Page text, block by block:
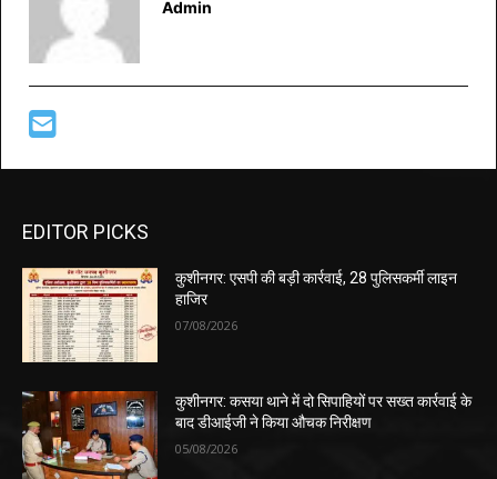
Admin
EDITOR PICKS
कुशीनगर: एसपी की बड़ी कार्रवाई, 28 पुलिसकर्मी लाइन
हाजिर
07/08/2026
कुशीनगर: कसया थाने में दो सिपाहियों पर सख्त कार्रवाई के
बाद डीआईजी ने किया औचक निरीक्षण
05/08/2026